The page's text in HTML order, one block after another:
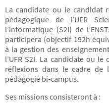
La candidate ou le candidat
pédagogique de l’UFR
l’informatique (S2I) de
participera (objectif 192h
à la gestion des
l’UFR S2I. La candidate ou
réflexions dans le cadre de
pédagogie bi-campus.
Ses missions consisteront à :